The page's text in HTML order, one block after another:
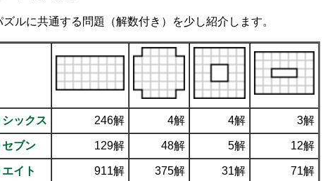
ズルに共通する問題（解数付き）を少し紹介します。
シックス 246解 4解 4解 3解
セブン 129解 48解 5解 12解
エイト 911解 375解 31解 71解